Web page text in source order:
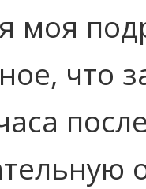
моя
что